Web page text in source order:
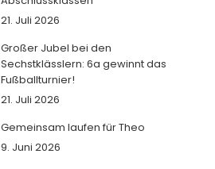
21. Juli 2026
Großer Jubel bei den
Sechstklässlern: 6a gewinnt das
Fußballturnier!
21. Juli 2026
Gemeinsam laufen für Theo
9. Juni 2026